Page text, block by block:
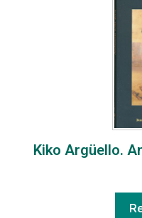
Kiko Argüello.